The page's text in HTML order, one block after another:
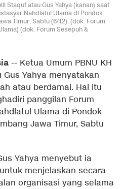
Staquf atau Gus Yahya (kanan) saat
Nahdlatul Ulama di Pondok
Timur, Sabtu (6/12). (dok. Forum
(dok. Forum Sesepuh &
-- Ketua Umum PBNU KH
Yahya menyatakan
atau berdamai. Hal itu
panggilan Forum
Ulama di Pondok
Jawa Timur, Sabtu
Yahya menyebut ia
menjelaskan secara
organisasi yang selama